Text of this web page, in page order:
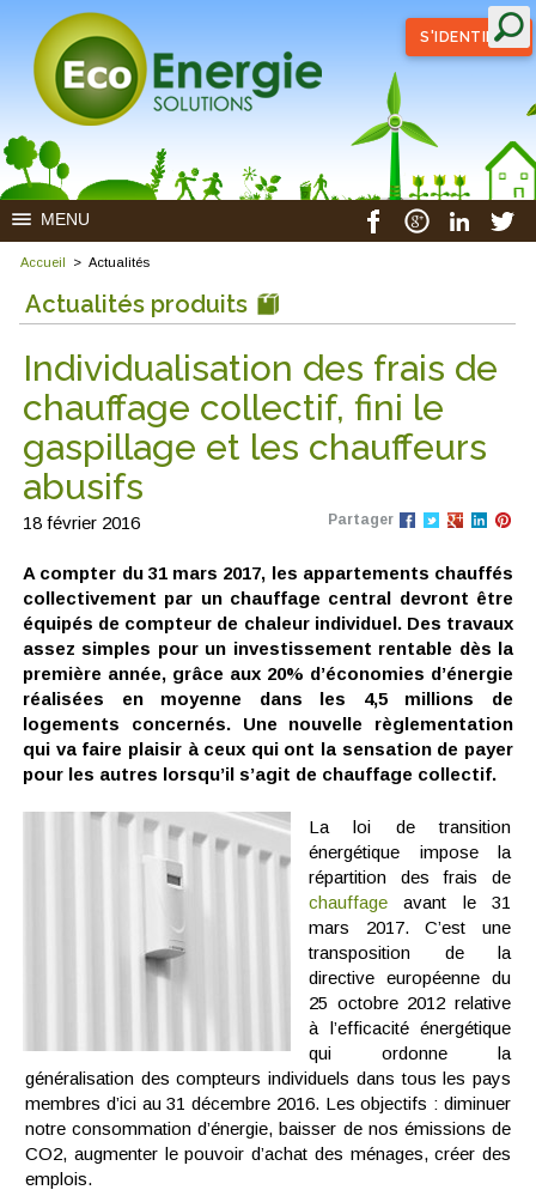
S'IDENTIFIER
MENU
Accueil > Actualités
Actualités produits
Individualisation des frais de
chauffage collectif, fini le
gaspillage et les chauffeurs
abusifs
18 février 2016 Partager
A compter du 31 mars 2017, les appartements chauffés
collectivement par un chauffage central devront être
équipés de compteur de chaleur individuel. Des travaux
assez simples pour un investissement rentable dès la
première année, grâce aux 20% d’économies d’énergie
réalisées en moyenne dans les 4,5 millions de
logements concernés. Une nouvelle règlementation
qui va faire plaisir à ceux qui ont la sensation de payer
pour les autres lorsqu’il s’agit de chauffage collectif.
La loi de transition
énergétique impose la
répartition des frais de
chauffage avant le 31
mars 2017. C’est une
transposition de la
directive européenne du
25 octobre 2012 relative
à l’efficacité énergétique
qui ordonne la
généralisation des compteurs individuels dans tous les pays
membres d’ici au 31 décembre 2016. Les objectifs : diminuer
notre consommation d’énergie, baisser de nos émissions de
CO2, augmenter le pouvoir d’achat des ménages, créer des
emplois.